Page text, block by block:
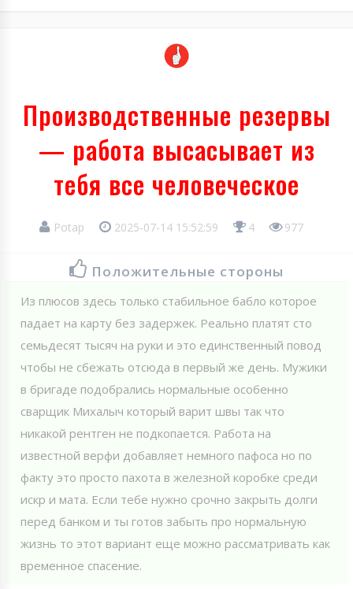
Производственные резервы
— работа высасывает из
тебя все человеческое
Potap 2025-07-14 15:52:59 4 977
Положительные стороны
Из плюсов здесь только стабильное бабло которое
падает на карту без задержек. Реально платят сто
семьдесят тысяч на руки и это единственный повод
чтобы не сбежать отсюда в первый же день. Мужики
в бригаде подобрались нормальные особенно
сварщик Михалыч который варит швы так что
никакой рентген не подкопается. Работа на
известной верфи добавляет немного пафоса но по
факту это просто пахота в железной коробке среди
искр и мата. Если тебе нужно срочно закрыть долги
перед банком и ты готов забыть про нормальную
жизнь то этот вариант еще можно рассматривать как
временное спасение.